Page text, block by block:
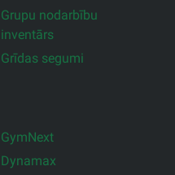
Grupu nodarbību
inventārs
Grīdas segumi
GymNext
Dynamax